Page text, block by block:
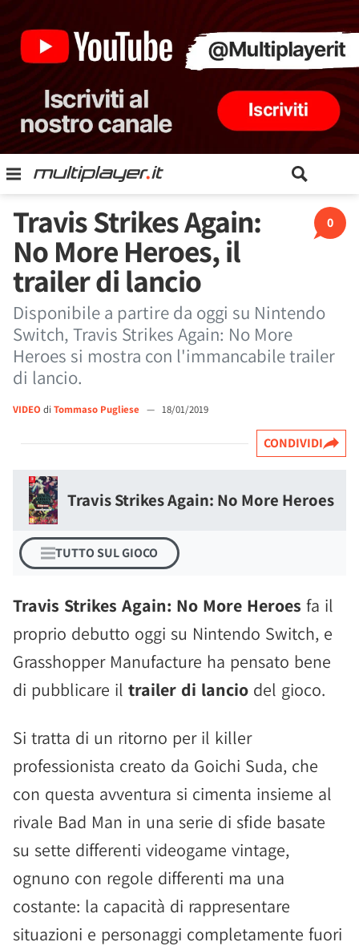
0
Travis Strikes Again:
No More Heroes, il
trailer di lancio
Disponibile a partire da oggi su Nintendo
Switch, Travis Strikes Again: No More
Heroes si mostra con l'immancabile trailer
di lancio.
VIDEO di Tommaso Pugliese — 18/01/2019
CONDIVIDI
Travis Strikes Again: No More Heroes
TUTTO SUL GIOCO
Travis Strikes Again: No More Heroes fa il
proprio debutto oggi su Nintendo Switch, e
Grasshopper Manufacture ha pensato bene
di pubblicare il trailer di lancio del gioco.
Si tratta di un ritorno per il killer
professionista creato da Goichi Suda, che
con questa avventura si cimenta insieme al
rivale Bad Man in una serie di sfide basate
su sette differenti videogame vintage,
ognuno con regole differenti ma una
costante: la capacità di rappresentare
situazioni e personaggi completamente fuori